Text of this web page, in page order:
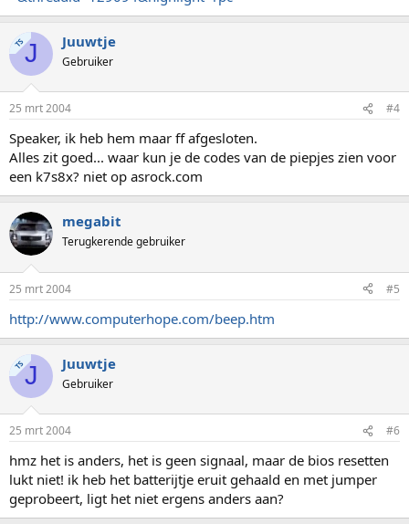
TSJ Juuwtje
Gebruiker
25 mrt 2004 #4
Speaker, ik heb hem maar ff afgesloten.
Alles zit goed... waar kun je de codes van de piepjes zien voor
een k7s8x? niet op asrock.com
megabit
Terugkerende gebruiker
25 mrt 2004 #5
http://www.computerhope.com/beep.htm
TSJ Juuwtje
Gebruiker
25 mrt 2004 #6
hmz het is anders, het is geen signaal, maar de bios resetten
lukt niet! ik heb het batterijtje eruit gehaald en met jumper
geprobeert, ligt het niet ergens anders aan?